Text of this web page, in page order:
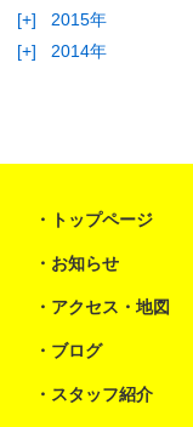
[+]
2015年
[+]
2014年
トップページ
お知らせ
アクセス・地図
ブログ
スタッフ紹介